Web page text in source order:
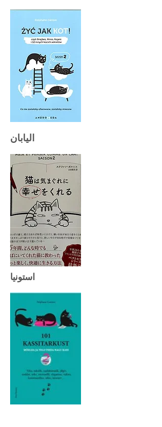
اليابان
استونيا